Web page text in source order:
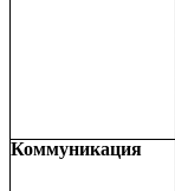
Коммуникация